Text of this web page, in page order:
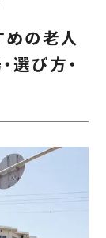
護施設
護施設
護施設
護施設
めの老人
選び方・